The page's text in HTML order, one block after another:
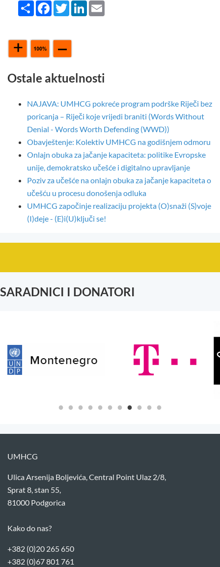
Share FacebookTwitterLinkedIn
Ostale aktuelnosti
NAJAVA: UMHCG pokreće program podrške Riječi bez
poricanja – Riječi koje vrijedi braniti (Words Without
Denial - Words Worth Defending (WWD))
Obavještenje: Kolektiv UMHCG na godišnjem odmoru
Onlajn obuka za jačanje kapaciteta: politike Evropske
unije, demokratsko učešće i digitalno upravljanje
Poziv za učešće na onlajn obuka za jačanje kapaciteta o
učešću u procesu donošenja odluka
UMHCG započinje realizaciju projekta (O)snaži (S)voje
(I)deje - (E)i(U)ključi se!
SARADNICI I DONATORI
UMHCG
Ulica Arsenija Boljevića, Central Point Ulaz 2/8,
Sprat 8, stan 55,
81000 Podgorica
Kako do nas?
+382 (0)20 265 650
+382 (0)67 801 761